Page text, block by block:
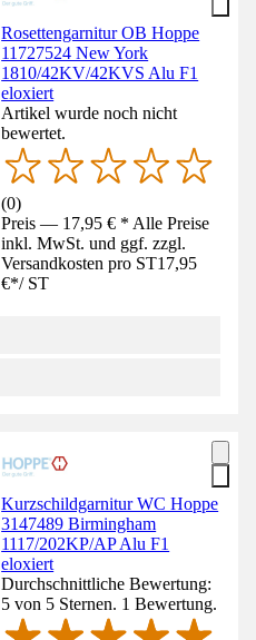
Rosettengarnitur OB Hoppe
11727524 New York
1810/42KV/42KVS Alu F1
eloxiert
Artikel wurde noch nicht
bewertet.
(0)
Preis — 17,95 € * Alle Preise
inkl. MwSt. und ggf. zzgl.
Versandkosten pro ST17,95
€*/ ST
Kurzschildgarnitur WC Hoppe
3147489 Birmingham
1117/202KP/AP Alu F1
eloxiert
Durchschnittliche Bewertung:
5 von 5 Sternen. 1 Bewertung.